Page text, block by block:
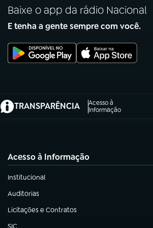
Baixe o app da rádio Nacional
E tenha a gente sempre com você.
TRANSPARÊNCIA
Acesso à
Informação
(abre em nova aba)
Acesso à Informação
Institucional
(abre em nova aba)
Auditorias
(abre em nova aba)
Licitações e Contratos
(abre em nova aba)
SIC